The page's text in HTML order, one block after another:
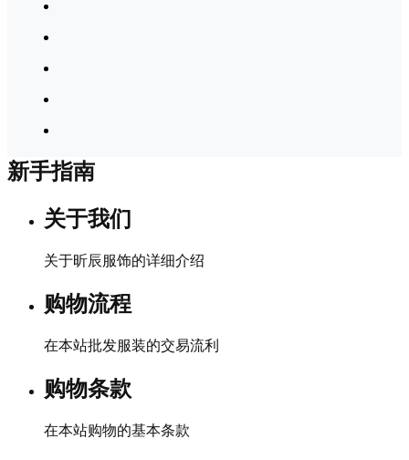
新手指南
关于我们
关于昕辰服饰的详细介绍
购物流程
在本站批发服装的交易流利
购物条款
在本站购物的基本条款